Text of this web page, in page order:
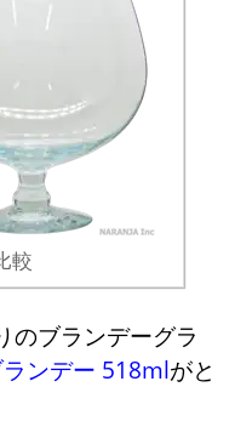
較
のブランデーグラ
ンデー 518mlがと